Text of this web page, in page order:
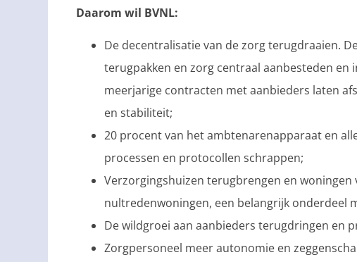
Daarom wil BVNL:
De decentralisatie van de zorg terugdraaien.
terugpakken en zorg centraal aanbesteden en
meerjarige contracten met aanbieders laten
en stabiliteit;
20 procent van het ambtenarenapparaat en
processen en protocollen schrappen;
Verzorgingshuizen terugbrengen en woningen
nultredenwoningen, een belangrijk onderdeel
De wildgroei aan aanbieders terugdringen en
Zorgpersoneel meer autonomie en